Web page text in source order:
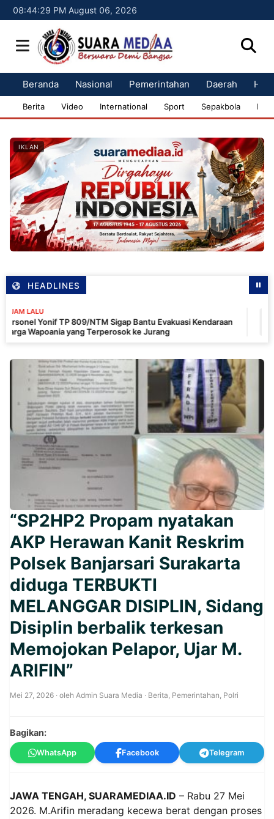
08:44:30 PM August 06, 2026
Beranda Nasional Pemerintahan Daerah
Berita Video International Sport Sepakbola
IKLAN
HEADLINES
809/NTM Sigap Bantu Evakuasi Kendaraan
yang Terperosok ke Jurang
“SP2HP2 Propam nyatakan
AKP Herawan Kanit Reskrim
Polsek Banjarsari Surakarta
diduga TERBUKTI
MELANGGAR DISIPLIN, Sidang
Disiplin berbalik terkesan
Memojokan Pelapor, Ujar M.
ARIFIN”
Mei 27, 2026 · oleh Admin Suara Media · Berita, Pemerintahan, Polri
Bagikan:
WhatsApp Facebook Telegram
JAWA TENGAH, SUARAMEDIAA.ID – Rabu 27 Mei
2026. M.Arifin meradang kecewa berat dengan proses